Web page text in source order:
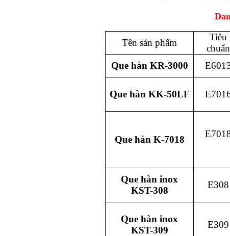
Tên sản phẩm
Tiêu
chuẩn
Que hàn KR-3000
Que hàn KK-50LF
Que hàn K-7018
Que hàn inox
KST-308
E308
Que hàn inox
KST-309
E309